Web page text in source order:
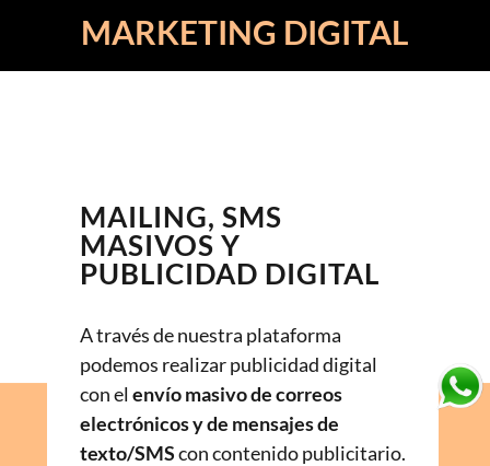
MARKETING DIGITAL
MAILING, SMS
MASIVOS Y
PUBLICIDAD DIGITAL
A través de nuestra plataforma
podemos realizar publicidad digital
con el envío masivo de correos
electrónicos y de mensajes de
texto/SMScon contenido publicitario.